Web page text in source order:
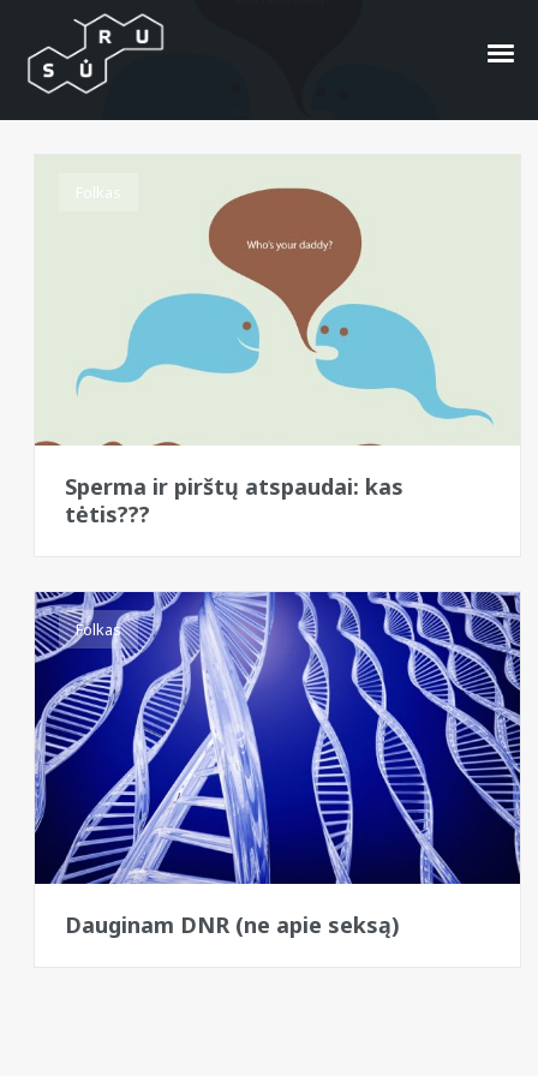
pirštų atspaudai
Folkas
Sperma ir pirštų atspaudai: kas
tėtis???
Folkas
Dauginam DNR (ne apie seksą)